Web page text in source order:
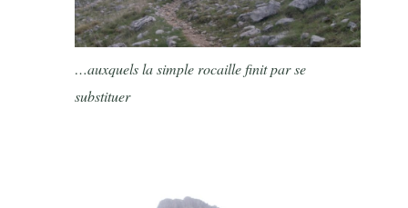
…auxquels la simple rocaille finit par se
substituer